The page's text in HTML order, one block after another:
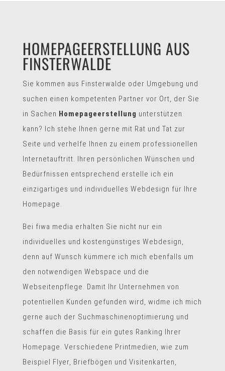
HOMEPAGEERSTELLUNG AUS
FINSTERWALDE
Sie kommen aus Finsterwalde oder Umgebung und
suchen einen kompetenten Partner vor Ort, der Sie
in Sachen Homepageerstellung unterstützen
kann? Ich stehe Ihnen gerne mit Rat und Tat zur
Seite und verhelfe Ihnen zu einem professionellen
Internetauftritt. Ihren persönlichen Wünschen und
Bedürfnissen entsprechend erstelle ich ein
einzigartiges und individuelles Webdesign für Ihre
Homepage.
Bei fiwa media erhalten Sie nicht nur ein
individuelles und kostengünstiges Webdesign
denn auf Wunsch kümmere ich mich ebenfalls um
den notwendigen Webspace und die
Webseitenpflege. Damit Ihr Unternehmen von
potentiellen Kunden gefunden wird, widme ich mich
gerne auch der Suchmaschinenoptimierung und
schaffen die Basis für ein gutes Ranking Ihrer
Homepage. Verschiedene Printmedien, wie zum
Beispiel Flyer, Briefbögen und Visitenkarten,